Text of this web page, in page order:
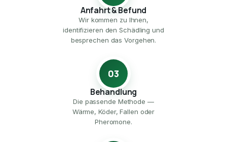
Anfahrt & Befund
Wir kommen zu Ihnen,
identifizieren den Schädling und
besprechen das Vorgehen.
03
Behandlung
Die passende Methode —
Wärme, Köder, Fallen oder
Pheromone.